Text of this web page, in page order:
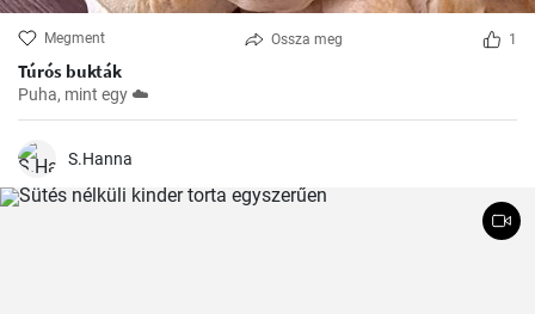
Megment Ossza meg 1
Túrós bukták
Puha, mint egy ☁️
S.Hanna